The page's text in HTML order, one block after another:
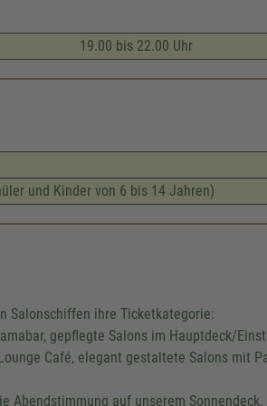
19.00 bis 22.00 Uhr
und Kinder von 6 bis 14 Jahren)
Salonschiffen ihre Ticketkategorie:
gepflegte Salons im Hauptdeck/
Café, elegant gestaltete Salons mit
Abendstimmung auf unserem Sonnendeck.